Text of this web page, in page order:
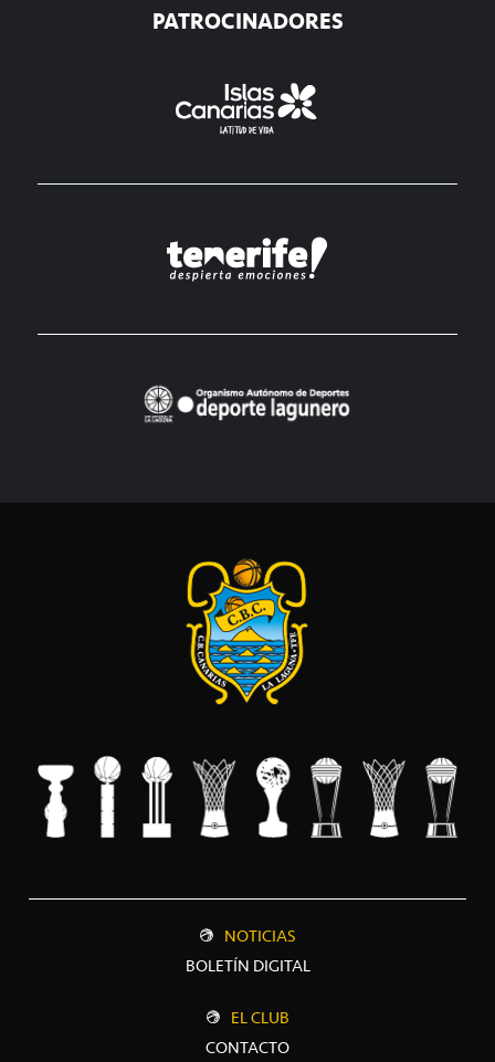
PATROCINADORES
NOTICIAS
BOLETÍN DIGITAL
EL CLUB
CONTACTO